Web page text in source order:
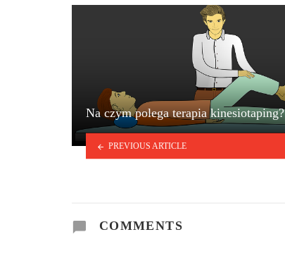
Na czym polega terapia kinesiotaping?
PREVIOUS ARTICLE
COMMENTS